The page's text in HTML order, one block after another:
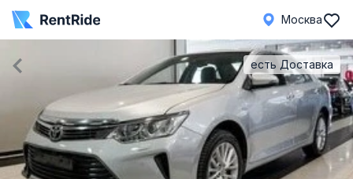
Москва
есть Доставка